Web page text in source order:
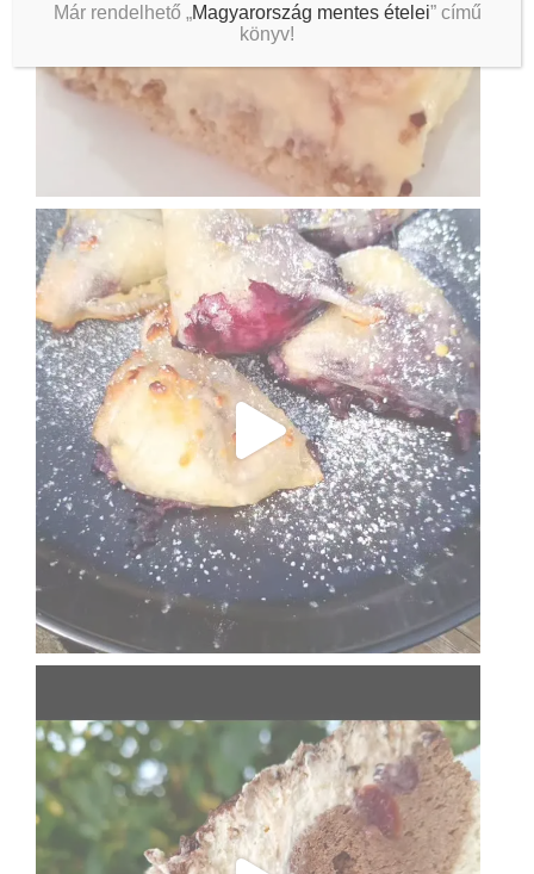
Már rendelhető „Magyarország mentes ételei” című
könyv!